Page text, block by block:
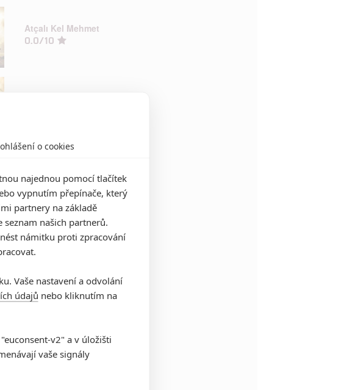
Atçalı Kel Mehmet
0.0/10
0.0/10
Baahubali: The Beginning
0.0/10
o cookies
najednou pomocí tlačítek
vypnutím přepínače, který
partnery na základě
seznam našich partnerů.
námitku proti zpracování
Vaše nastavení a odvolání
údajů nebo kliknutím na
v2" a v úložišti
vaše signály